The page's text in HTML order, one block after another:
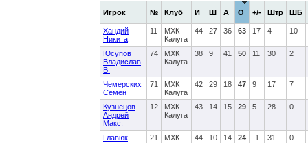
Игрок № Клуб И Ш А О +/- Штр ШБ
Хандий
Никита
11
МХК
Калуга
44 27 36 63 17 4 10
Юсупов
Владислав
В.
74
МХК
Калуга
38 9 41 50 11 30 2
Чемерских
Семён
71
МХК
Калуга
42 29 18 47 9 17 7
Кузнецов
Андрей
Макс.
12
МХК
Калуга
43 14 15 29 5 28 0
Главюк
21
МХК
44 10 14 24 -1 31 0